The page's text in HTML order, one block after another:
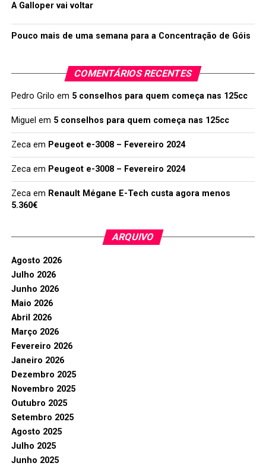
A Galloper vai voltar
Pouco mais de uma semana para a Concentração de Góis
COMENTÁRIOS RECENTES
Pedro Grilo em 5 conselhos para quem começa nas 125cc
Miguel em 5 conselhos para quem começa nas 125cc
Zecaem Peugeot e-3008 – Fevereiro 2024
Zecaem Peugeot e-3008 – Fevereiro 2024
Zecaem Renault Mégane E-Tech custa agora menos
5.360€
ARQUIVO
Agosto 2026
Julho 2026
Junho 2026
Maio 2026
Abril 2026
Março 2026
Fevereiro 2026
Janeiro 2026
Dezembro 2025
Novembro 2025
Outubro 2025
Setembro 2025
Agosto 2025
Julho 2025
Junho 2025